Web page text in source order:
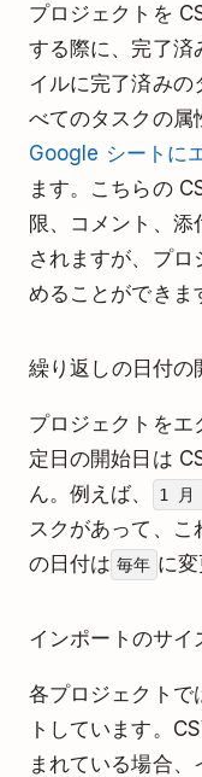
プロジェクトを
する際に、完了済
イルに完了済みの
べてのタスクの属
Google シートに
ます。こちらの
限、コメント、
されますが、プ
めることができま
繰り返しの日付の
プロジェクトをエ
定日の開始日は
ん。例えば、
1 月
スクがあって、こ
の日付は 毎年 に変
インポートのサイ
各プロジェクト
トしています。
まれている場合